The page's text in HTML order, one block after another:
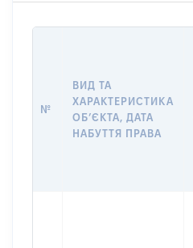
№
ВИД ТА
ХАРАКТЕРИСТИКА
ОБʼЄКТА, ДАТА
НАБУТТЯ ПРАВА